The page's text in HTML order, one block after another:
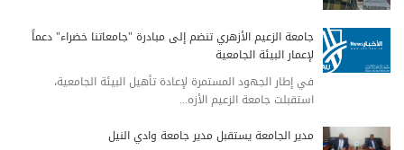
جامعة الزعيم الأزهري تنضم إلى مبادرة "جامعاتنا خضراء" دعماً
لإعمار البيئة الجامعية
في إطار الجهود المستمرة لإعادة تأهيل البيئة الجامعية،
استقبلت جامعة الزعيم الأزه...
مدير الجامعة يستقبل مدير جامعة وادي النيل